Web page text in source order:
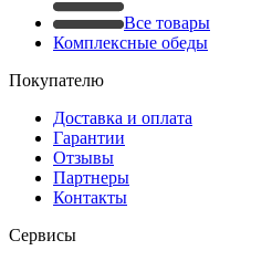
Все товары
Комплексные обеды
Покупателю
Доставка и оплата
Гарантии
Отзывы
Партнеры
Контакты
Сервисы